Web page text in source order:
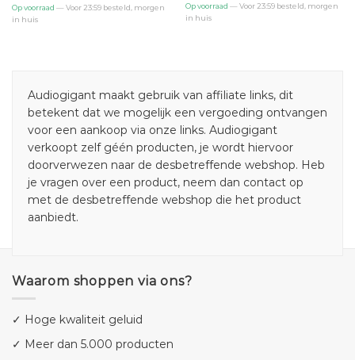
Op voorraad — Voor 23:59 besteld, morgen
in huis
Op voorraad — Voor 23:59 besteld, morgen
in huis
Audiogigant maakt gebruik van affiliate links, dit
betekent dat we mogelijk een vergoeding ontvangen
voor een aankoop via onze links. Audiogigant
verkoopt zelf géén producten, je wordt hiervoor
doorverwezen naar de desbetreffende webshop. Heb
je vragen over een product, neem dan contact op
met de desbetreffende webshop die het product
aanbiedt.
Waarom shoppen via ons?
✓ Hoge kwaliteit geluid
✓ Meer dan 5.000 producten